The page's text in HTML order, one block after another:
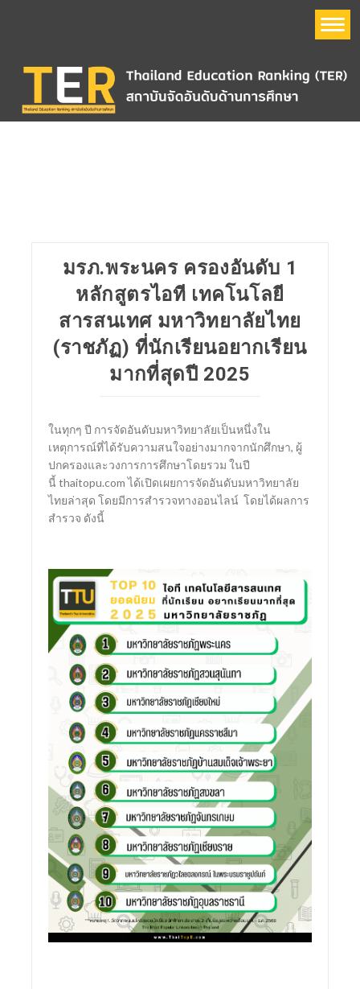
QS World University Ranking
The Times Higher Education World University Ranking
(THE)
SCImago Institutions Ranking (SIR)
มรภ.พระนคร ครองอันดับ 1
หลักสูตรไอที เทคโนโลยี
สารสนเทศ มหาวิทยาลัยไทย
(ราชภัฏ) ที่นักเรียนอยากเรียน
มากที่สุดปี 2025
ในทุกๆ ปี การจัดอันดับมหาวิทยาลัยเป็นหนึ่งใน
เหตุการณ์ที่ได้รับความสนใจอย่างมากจากนักศึกษา, ผู้
ปกครองและวงการการศึกษาโดยรวม ในปี
นี้ thaitopu.com ได้เปิดเผยการจัดอันดับมหาวิทยาลัย
ไทยล่าสุด โดยมีการสำรวจทางออนไลน์ โดยได้ผลการ
สำรวจ ดังนี้